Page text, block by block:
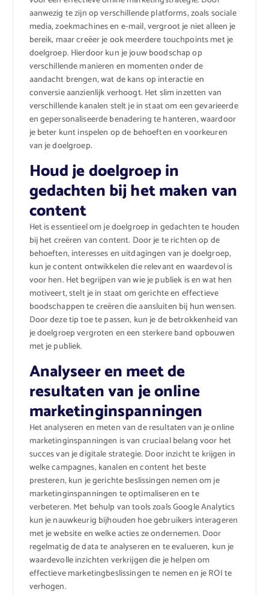
aanwezig te zijn op verschillende platforms, zoals sociale
media, zoekmachines en e-mail, vergroot je niet alleen je
bereik, maar creëer je ook meerdere touchpoints met je
doelgroep. Hierdoor kun je jouw boodschap op
verschillende manieren en momenten onder de
aandacht brengen, wat de kans op interactie en
conversie aanzienlijk verhoogt. Het slim inzetten van
verschillende kanalen stelt je in staat om een gevarieerde
en gepersonaliseerde benadering te hanteren, waardoor
je beter kunt inspelen op de behoeften en voorkeuren
van je doelgroep.
Houd je doelgroep in
gedachten bij het maken van
content
Het is essentieel om je doelgroep in gedachten te houden
bij het creëren van content. Door je te richten op de
behoeften, interesses en uitdagingen van je doelgroep,
kun je content ontwikkelen die relevant en waardevol is
voor hen. Het begrijpen van wie je publiek is en wat hen
motiveert, stelt je in staat om gerichte en effectieve
boodschappen te creëren die aansluiten bij hun wensen.
Door deze tip toe te passen, kun je de betrokkenheid van
je doelgroep vergroten en een sterkere band opbouwen
met je publiek.
Analyseer en meet de
resultaten van je online
marketinginspanningen
Het analyseren en meten van de resultaten van je online
marketinginspanningen is van cruciaal belang voor het
succes van je digitale strategie. Door inzicht te krijgen in
welke campagnes, kanalen en content het beste
presteren, kun je gerichte beslissingen nemen om je
marketinginspanningen te optimaliseren en te
verbeteren. Met behulp van tools zoals Google Analytics
kun je nauwkeurig bijhouden hoe gebruikers interageren
met je website en welke acties ze ondernemen. Door
regelmatig de data te analyseren en te evalueren, kun je
waardevolle inzichten verkrijgen die je helpen om
effectieve marketingbeslissingen te nemen en je ROI te
verhogen.